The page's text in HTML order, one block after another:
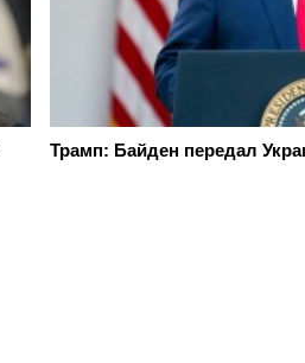
Трамп: Байден передал